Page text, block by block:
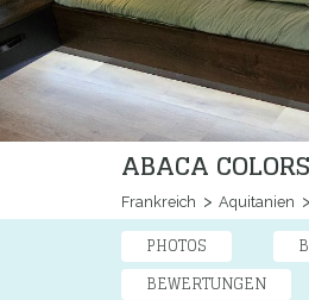
ABACA COLORS
Frankreich Aquitanien
PHOTOS
BEWERTUNGEN